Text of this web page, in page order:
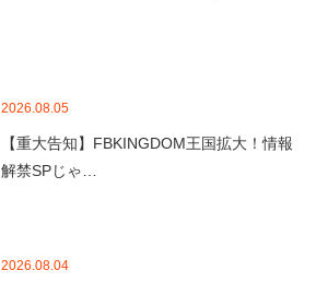
2026.08.05
【重大告知】FBKINGDOM王国拡大！情報
解禁SPじゃ…
2026.08.04